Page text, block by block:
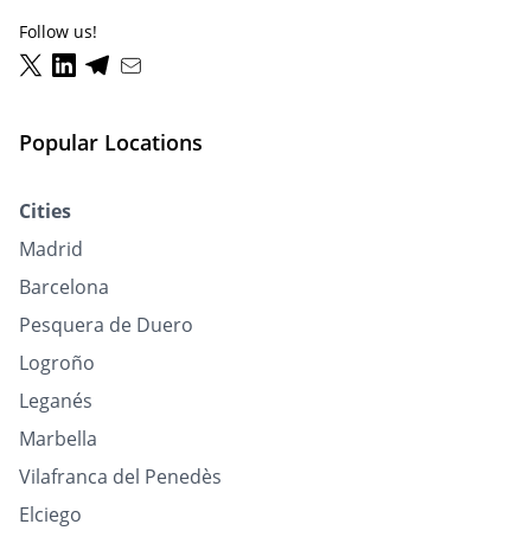
Follow us!
Popular Locations
Cities
Madrid
Barcelona
Pesquera de Duero
Logroño
Leganés
Marbella
Vilafranca del Penedès
Elciego